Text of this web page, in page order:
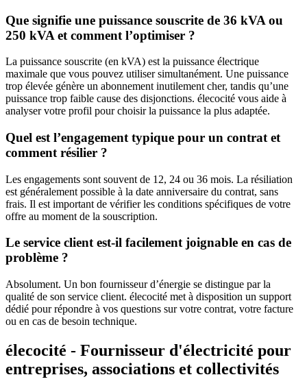
Que signifie une puissance souscrite de 36 kVA ou
250 kVA et comment l’optimiser ?
La puissance souscrite (en kVA) est la puissance électrique
maximale que vous pouvez utiliser simultanément. Une puissance
trop élevée génère un abonnement inutilement cher, tandis qu’une
puissance trop faible cause des disjonctions. élecocité vous aide à
analyser votre profil pour choisir la puissance la plus adaptée.
Quel est l’engagement typique pour un contrat et
comment résilier ?
Les engagements sont souvent de 12, 24 ou 36 mois. La résiliation
est généralement possible à la date anniversaire du contrat, sans
frais. Il est important de vérifier les conditions spécifiques de votre
offre au moment de la souscription.
Le service client est-il facilement joignable en cas de
problème ?
Absolument. Un bon fournisseur d’énergie se distingue par la
qualité de son service client. élecocité met à disposition un support
dédié pour répondre à vos questions sur votre contrat, votre facture
ou en cas de besoin technique.
élecocité - Fournisseur d'électricité pour
entreprises, associations et collectivités